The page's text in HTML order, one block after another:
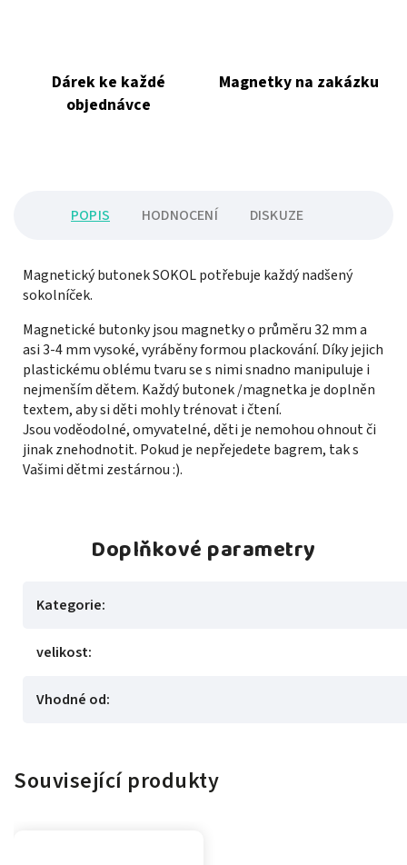
Dárek ke každé
objednávce
Magnetky na zakázku
POPIS HODNOCENÍ DISKUZE
Magnetický butonek SOKOL potřebuje každý nadšený
sokolníček.
Magnetické butonky jsou magnetky o průměru 32 mm a
asi 3-4 mm vysoké, vyráběny formou plackování. Díky jejich
plastickému oblému tvaru se s nimi snadno manipuluje i
nejmenším dětem. Každý butonek /magnetka je doplněn
textem, aby si děti mohly trénovat i čtení.
Jsou voděodolné, omyvatelné, děti je nemohou ohnout či
jinak znehodnotit. Pokud je nepřejedete bagrem, tak s
Vašimi dětmi zestárnou :).
Doplňkové parametry
Kategorie:
velikost:
Vhodné od:
Související produkty